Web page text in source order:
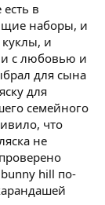
в
наборы, и
и
с любовью и
для сына
для
семейного
что
не
hill по-